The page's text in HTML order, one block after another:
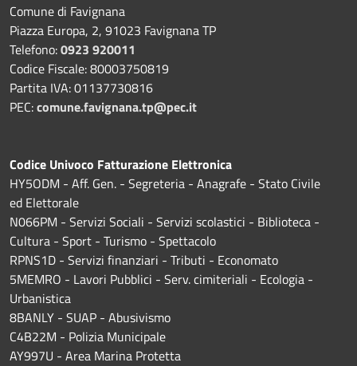
Comune di Favignana
Piazza Europa, 2, 91023 Favignana TP
Telefono:0923 920011
Codice Fiscale: 80003750819
Partita IVA: 01137730816
PEC:comune.favignana.tp@pec.it
Codice Univoco Fatturazione Elettronica
HY5ODM - Aff. Gen. - Segreteria - Anagrafe - Stato Civile
ed Elettorale
N066PM - Servizi Sociali - Servizi scolastici - Biblioteca -
Cultura - Sport - Turismo - Spettacolo
RPNS1D - Servizi finanziari - Tributi - Economato
5MEMRO - Lavori Pubblici - Serv. cimiteriali - Ecologia -
Urbanistica
8BANLY - SUAP - Abusivismo
C4B22M - Polizia Municipale
AY997U - Area Marina Protetta